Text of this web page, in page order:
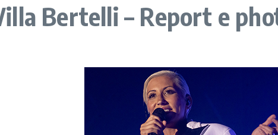
Bertelli – Report e